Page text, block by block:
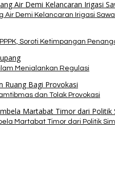
Air Demi Kelancaran Irigasi
Soroti Ketimpangan
Menjalankan Regulasi
dan Tolak Provokasi
Martabat Timor dari Politik